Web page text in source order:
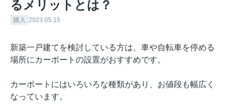
るメリットとは？
購入 2023.05.15
新築一戸建てを検討している方は、車や自転車を停める
場所にカーポートの設置がおすすめです。
カーポートにはいろいろな種類があり、お値段も幅広く
なっています。